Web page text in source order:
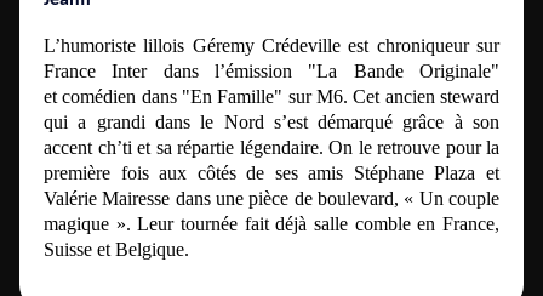
L’humoriste lillois Géremy Crédeville est chroniqueur sur
France Inter dans l’émission "La Bande Originale"
etcomédien dans "En Famille" sur M6. Cet ancien steward
qui a grandi dans le Nord s’est démarqué grâce à son
accent ch’ti et sa répartie légendaire. On le retrouve pour la
première fois aux côtés de ses amis Stéphane Plaza et
Valérie Mairesse dans une pièce de boulevard, « Un couple
magique ». Leur tournée fait déjà salle comble en France,
Suisse et Belgique.